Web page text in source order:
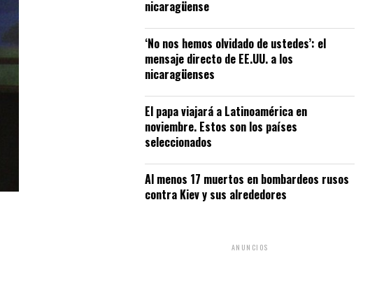
nicaragüense
‘No nos hemos olvidado de ustedes’: el
mensaje directo de EE.UU. a los
nicaragüenses
El papa viajará a Latinoamérica en
noviembre. Estos son los países
seleccionados
Al menos 17 muertos en bombardeos rusos
contra Kiev y sus alrededores
ANUNCIOS